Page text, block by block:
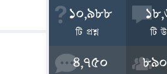
10,988
টি প্রশ্ন টি
4,750